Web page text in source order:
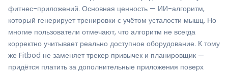
фитнес-приложений. Основная ценность — ИИ-алгоритм,
который генерирует тренировки с учётом усталости мышц. Но
многие пользователи отмечают, что алгоритм не всегда
корректно учитывает реально доступное оборудование. К тому
же Fitbod не заменяет трекер привычек и планировщик —
придётся платить за дополнительные приложения поверх